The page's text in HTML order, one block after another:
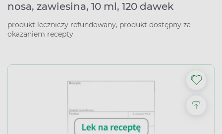
nosa, zawiesina, 10 ml, 120 dawek
produkt leczniczy refundowany, produkt dostępny za
okazaniem recepty